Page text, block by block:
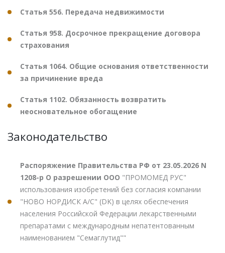
Статья 556. Передача недвижимости
Статья 958. Досрочное прекращение договора
страхования
Статья 1064. Общие основания ответственности
за причинение вреда
Статья 1102. Обязанность возвратить
неосновательное обогащение
Законодательство
Распоряжение Правительства РФ от 23.05.2026 N
1208-р О разрешении ООО "ПРОМОМЕД РУС"
использования изобретений без согласия компании
"НОВО НОРДИСК А/С" (DK) в целях обеспечения
населения Российской Федерации лекарственными
препаратами с международным непатентованным
наименованием "Семаглутид""